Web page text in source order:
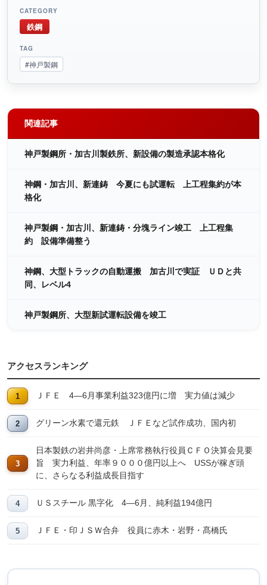
CATEGORY
鉄鋼
TAG
#神戸製鋼
関連記事
神戸製鋼所・加古川製鉄所、新設備の製造承認本格化
神鋼・加古川、新連鋳 今夏にも試運転 上工程集約が本
格化
神戸製鋼・加古川、新連鋳・分塊ライン竣工 上工程集
約 設備準備整う
神鋼、大型トラックの自動運搬 加古川で実証 ＵＤと共
同、レベル4
神戸製鋼所、大型新試運転設備を竣工
アクセスランキング
ＪＦＥ 4―6月事業利益323億円に増 実力値は減少
グリーン水素で還元鉄 ＪＦＥなど試作成功、国内初
日本製鉄の岩井尚彦・上席常務執行役員ＣＦＯ決算会見要
旨 実力利益、年率９０００億円以上へ USSが稼ぎ頭
に、さらなる利益成長目指す
ＵＳスチール 黒字化 4―6月、純利益194億円
ＪＦＥ・印ＪＳＷ合弁 役員に赤木・岩野・髙橋氏